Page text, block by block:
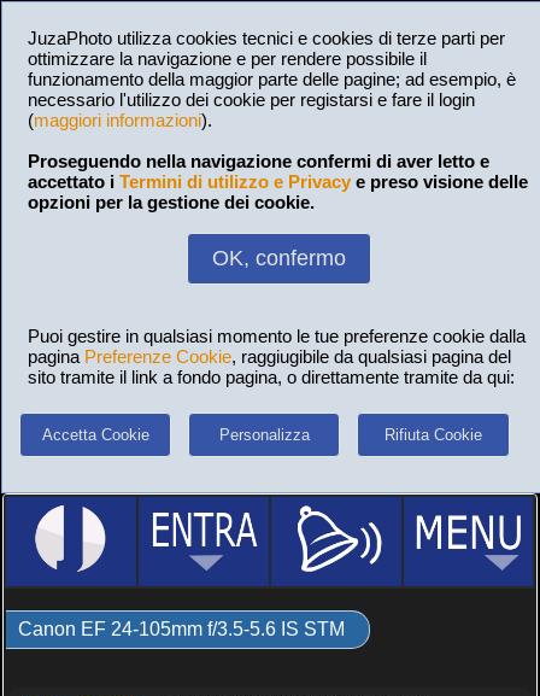
JuzaPhoto utilizza cookies tecnici e cookies di terze parti per
ottimizzare la navigazione e per rendere possibile il
funzionamento della maggior parte delle pagine; ad esempio, è
necessario l'utilizzo dei cookie per registarsi e fare il login
(maggiori informazioni).
Proseguendo nella navigazione confermi di aver letto e
accettato i Termini di utilizzo e Privacy e preso visione delle
opzioni per la gestione dei cookie.
OK, confermo
Puoi gestire in qualsiasi momento le tue preferenze cookie dalla
pagina Preferenze Cookie, raggiugibile da qualsiasi pagina del
sito tramite il link a fondo pagina, o direttamente tramite da qui:
Accetta Cookie Personalizza Rifiuta Cookie
Canon EF 24-105mm f/3.5-5.6 IS STM